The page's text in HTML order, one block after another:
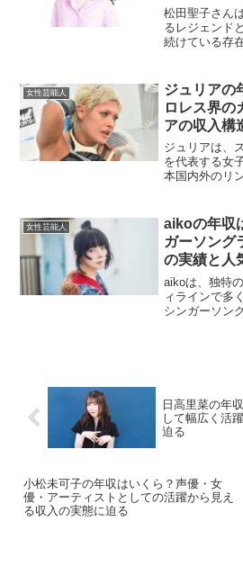
レビ出演
事情から見
説した最新
松田聖子さん
るレジェンド
続けている存
クラスであり
らいなのか」
女性芸能人
ジュリアの
ロレス界の
アの収入構
ジュリアは、
を代表する女
本国内外のリ
多くのファン
事では、プロ
女性芸能人
aikoの年収
ガーソング
の実績と人
徹底分析
aikoは、独特
ィラインで多
シンガーソン
日高里菜の年
して幅広く活
迫る
小松未可子の年収はいくら？声優・女
優・アーティストとしての活躍から見え
る収入の実態に迫る